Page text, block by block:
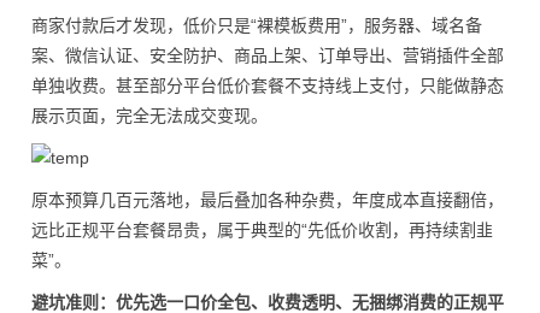
商家付款后才发现，低价只是“裸模板费用”，服务器、域名备
案、微信认证、安全防护、商品上架、订单导出、营销插件全部
单独收费。甚至部分平台低价套餐不支持线上支付，只能做静态
展示页面，完全无法成交变现。
原本预算几百元落地，最后叠加各种杂费，年度成本直接翻倍，
远比正规平台套餐昂贵，属于典型的“先低价收割，再持续割韭
菜”。
避坑准则：优先选一口价全包、收费透明、无捆绑消费的正规平